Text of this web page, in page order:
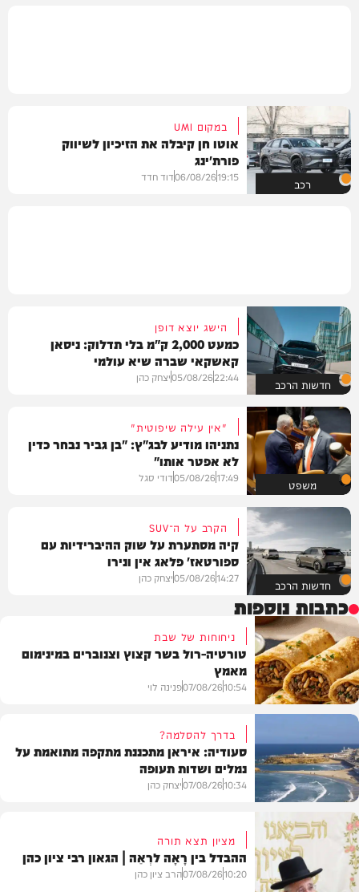
רכב
במקום UMI
אוטו חן קיבלה את הזיכיון לשיווק
פורת'ינג
19:15
06/08/26דוד חדד
חדשות הרכב
הישג יוצא דופן
כמעט 2,000 ק"מ בלי תדלוק: ניסאן
קאשקאי שברה שיא עולמי
22:44
05/08/26יצחק כהן
משפט
"אין עילה שיפוטית"
נתניהו מודיע לבג"ץ: "בן גביר נבחר כדין
לא אפטר אותו"
17:49
05/08/26דודי סגל
חדשות הרכב
הקרב על ה־SUV
קיה מסתערת על שוק ההיברידיות עם
ספורטאז' פלאג אין ונירו
14:27
05/08/26יצחק כהן
כתבות נוספות
מתכונים
ניחוחות של שבת
טורטיה-רול בשר קצוץ וצנוברים במינימום
מאמץ
10:54
07/08/26פנינה לוי
בעולם
בדרך להסלמה?
סעודיה: איראן מתכננת מתקפה מתואמת על
נמלים ושדות תעופה
10:34
07/08/26יצחק כהן
מציון תצא תורה
ההבדל בין רָאָה לרְאֵה | הגאון רבי ציון כהן
10:20
07/08/26הרב ציון כהן